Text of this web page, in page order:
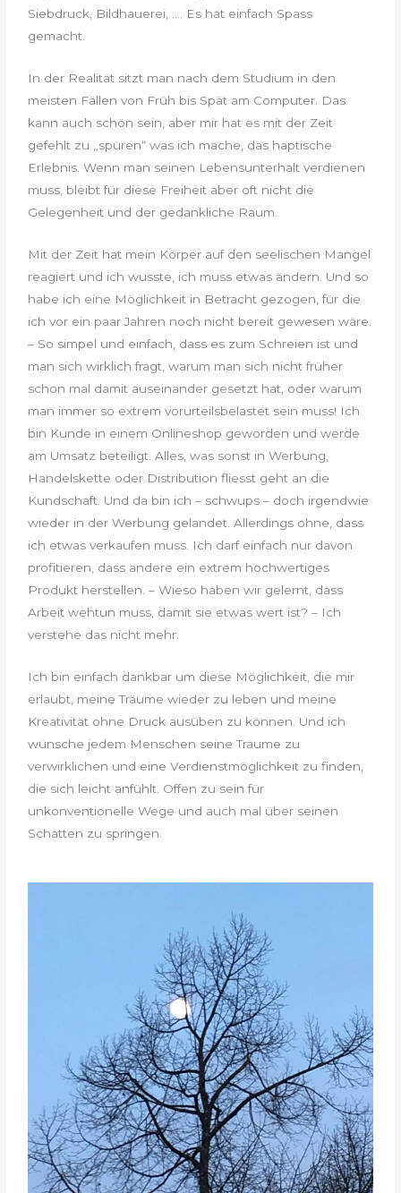
Siebdruck, Bildhauerei, …. Es hat einfach Spass
gemacht.
In der Realität sitzt man nach dem Studium in den
meisten Fällen von Früh bis Spät am Computer. Das
kann auch schön sein, aber mir hat es mit der Zeit
gefehlt zu „spüren“ was ich mache, das haptische
Erlebnis. Wenn man seinen Lebensunterhalt verdienen
muss, bleibt für diese Freiheit aber oft nicht die
Gelegenheit und der gedankliche Raum.
Mit der Zeit hat mein Körper auf den seelischen Mangel
reagiert und ich wusste, ich muss etwas ändern. Und so
habe ich eine Möglichkeit in Betracht gezogen, für die
ich vor ein paar Jahren noch nicht bereit gewesen wäre.
– So simpel und einfach, dass es zum Schreien ist und
man sich wirklich fragt, warum man sich nicht früher
schon mal damit auseinander gesetzt hat, oder warum
man immer so extrem vorurteilsbelastet sein muss! Ich
bin Kunde in einem Onlineshop geworden und werde
am Umsatz beteiligt. Alles, was sonst in Werbung,
Handelskette oder Distribution fliesst geht an die
Kundschaft. Und da bin ich – schwups – doch irgendwie
wieder in der Werbung gelandet. Allerdings ohne, dass
ich etwas verkaufen muss. Ich darf einfach nur davon
profitieren, dass andere ein extrem hochwertiges
Produkt herstellen. – Wieso haben wir gelernt, dass
Arbeit wehtun muss, damit sie etwas wert ist? – Ich
verstehe das nicht mehr.
Ich bin einfach dankbar um diese Möglichkeit, die mir
erlaubt, meine Träume wieder zu leben und meine
Kreativität ohne Druck ausüben zu können. Und ich
wünsche jedem Menschen seine Träume zu
verwirklichen und eine Verdienstmöglichkeit zu finden,
die sich leicht anfühlt. Offen zu sein für
unkonventionelle Wege und auch mal über seinen
Schatten zu springen.